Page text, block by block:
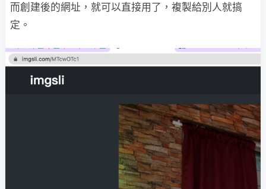
而創建後的網址，就可以直接用了，複製給別人就搞
定。